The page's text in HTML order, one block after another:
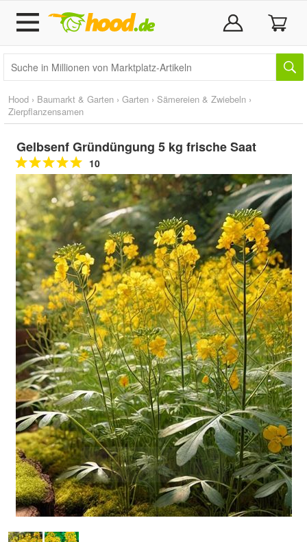
Hood › Baumarkt & Garten › Garten › Sämereien & Zwiebeln ›
Zierpflanzensamen
Gelbsenf Gründüngung 5 kg frische Saat
10
Doppelt antippen zum
vergrößern